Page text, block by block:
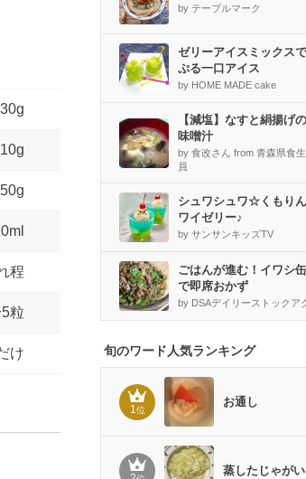
30g
10g
50g
程
粒
け
by テーブルマーク
ゼリーアイスミックス
ぷる一口アイス
by HOME MADE cake
【減塩】なすと絹揚げ
味噌汁
by 食改さん from 青森県食
員
シュワシュワ☆くもり
ワイゼリー♪
by サンサンキッズTV
ごはんが進む！イワシ
で即席おかず
by DSAデイリーストックア
旬のワード人気ランキング
1位
お通し
蒸したじゃが